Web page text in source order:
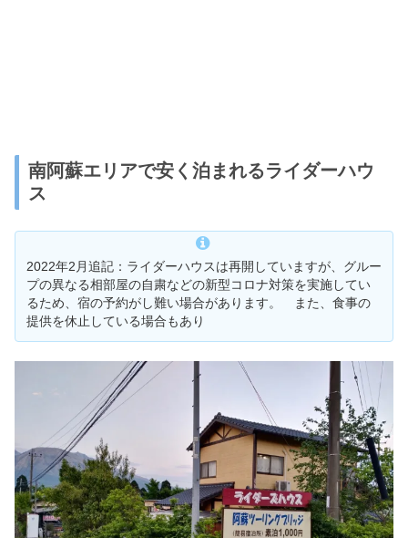
南阿蘇エリアで安く泊まれるライダーハウ
ス
2022年2月追記：ライダーハウスは再開していますが、グルー
プの異なる相部屋の自粛などの新型コロナ対策を実施してい
るため、宿の予約がし難い場合があります。 また、食事の
提供を休止している場合もあり